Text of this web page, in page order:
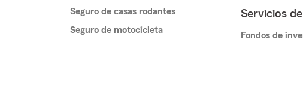
Seguro de casas rodantes
Seguro de motocicleta
Servicios
Fondos de